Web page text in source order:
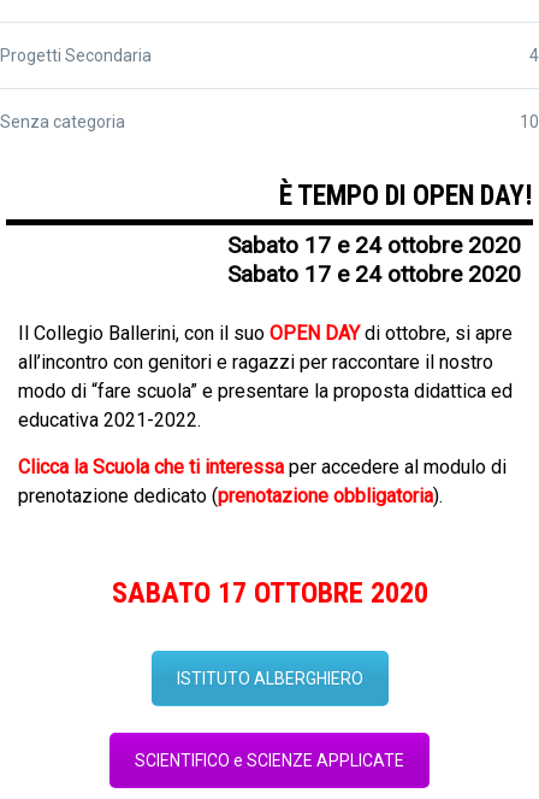
Progetti Secondaria 4
Senza categoria 10
È TEMPO DI OPEN DAY!
Sabato 17 e 24 ottobre 2020
Sabato 17 e 24 ottobre 2020
Il Collegio Ballerini, con il suo OPEN DAYdi ottobre, si apre
all’incontro con genitori e ragazzi per raccontare il nostro
modo di “fare scuola” e presentare la proposta didattica ed
educativa 2021-2022.
Clicca la Scuola che ti interessa per accedere al modulo di
prenotazione dedicato (prenotazione obbligatoria).
SABATO 17 OTTOBRE 2020
ISTITUTO ALBERGHIERO
SCIENTIFICO e SCIENZE APPLICATE